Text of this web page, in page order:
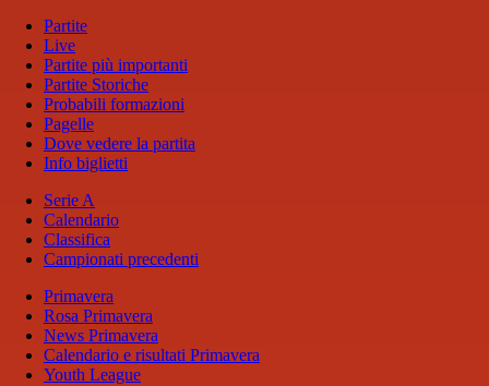
Partite
Live
Partite più importanti
Partite Storiche
Probabili formazioni
Pagelle
Dove vedere la partita
Info biglietti
Serie A
Calendario
Classifica
Campionati precedenti
Primavera
Rosa Primavera
News Primavera
Calendario e risultati Primavera
Youth League